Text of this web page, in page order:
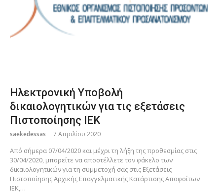
Ηλεκτρονική Υποβολή
δικαιολογητικών για τις εξετάσεις
Πιστοποίησης ΙΕΚ
saekedessas 7 Απριλίου 2020
Από σήμερα 07/04/2020 και μέχρι τη λήξη της προθεσμίας στις
30/04/2020, μπορείτε να αποστέλλετε τον φάκελο των
δικαιολογητικών για τη συμμετοχή σας στις Εξετάσεις
Πιστοποίησης Αρχικής Επαγγελματικής Κατάρτισης Αποφοίτων
ΙΕΚ,…